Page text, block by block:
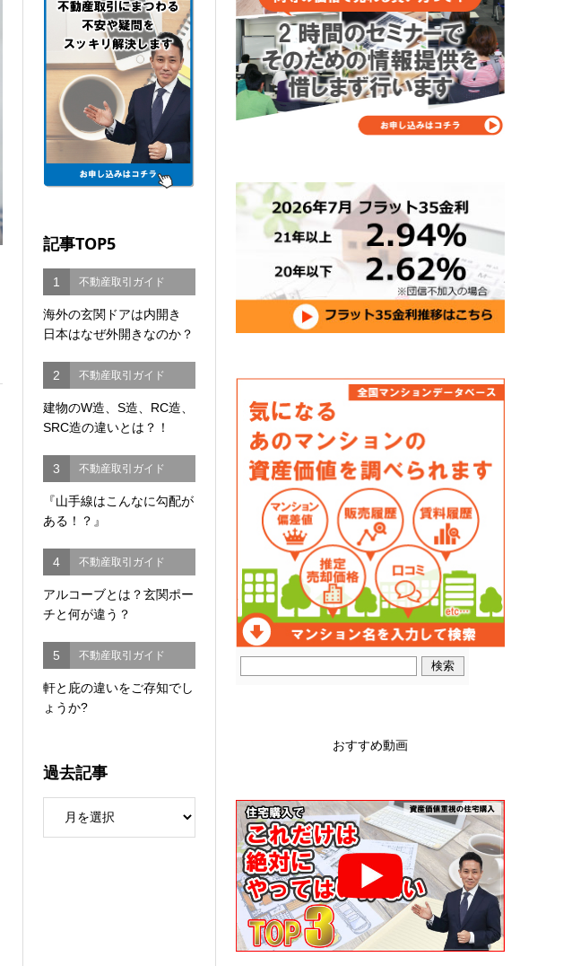
記事TOP5
1 不動産取引ガイド
海外の玄関ドアは内開き
日本はなぜ外開きなのか？
2 不動産取引ガイド
建物のW造、S造、RC造、
SRC造の違いとは？！
3 不動産取引ガイド
『山手線はこんなに勾配が
ある！？』
4 不動産取引ガイド
アルコーブとは？玄関ポー
チと何が違う？
5 不動産取引ガイド
軒と庇の違いをご存知でし
ょうか?
過去記事
おすすめ動画